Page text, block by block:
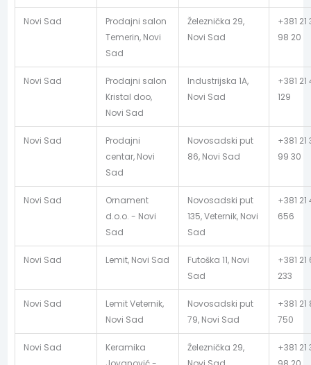
Novi Sad
Prodajni salon
Temerin, Novi
Sad
Železnička 29,
Novi Sad
+381 21
98 20
Novi Sad
Prodajni salon
Kristal doo,
Novi Sad
Industrijska 1A,
Novi Sad
+381
129
Novi Sad
Prodajni
centar, Novi
Sad
Novosadski put
86, Novi Sad
+381 21
99 30
Novi Sad
Ornament
d.o.o. - Novi
Sad
Novosadski put
135, Veternik, Novi
Sad
+381 21
656
Novi Sad Lemit, Novi Sad
Futoška 11, Novi
Sad
+381 21
233
Novi Sad
Lemit Veternik,
Novi Sad
Novosadski put
79, Novi Sad
+381 21
750
Novi Sad
Keramika
Železnička 29,
+381 21